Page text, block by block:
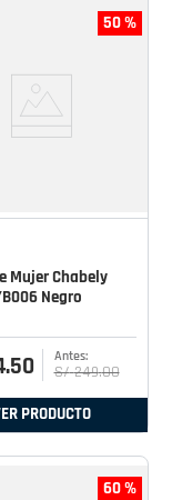
50 %
Mujer Chabely
Negro
.50 S/ 249.00
PRODUCTO
60 %